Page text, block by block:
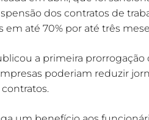
dos contratos de
em até 70% por até três
a primeira
poderiam reduzir